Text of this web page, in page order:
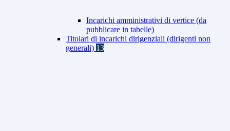
Incarichi amministrativi di vertice (da
pubblicare in tabelle)
Titolari di incarichi dirigenziali (dirigenti non
generali) 13